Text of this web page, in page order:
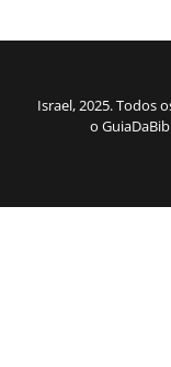
Israel, 2025. Todos
o